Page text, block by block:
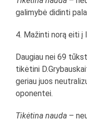
galimybė didinti
4. Mažinti norą eiti
Daugiau nei 69
tikėtini
geriau juos
oponentei.
Tikėtina nauda –